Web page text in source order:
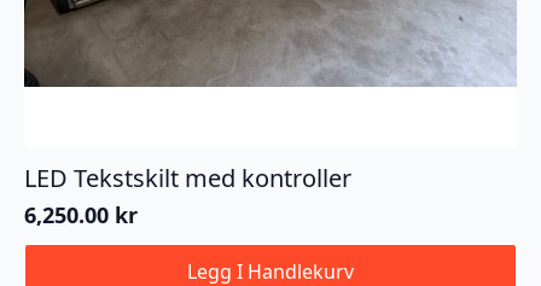
LED Tekstskilt med kontroller
6,250.00 kr
Legg I Handlekurv